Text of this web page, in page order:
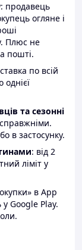
продавець
огляне і
Плюс не
пошті.
по всій
однієї
та сезонні
в застосунку.
: від 2
ліміт у
в App
Google Play.